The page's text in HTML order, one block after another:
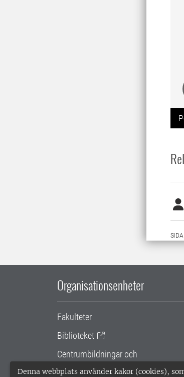
Denna webbplats använder kakor (cookies),
Organisationsenheter
Fakulteter
Biblioteket
Centrumbildningar och
samarbetsprojekt